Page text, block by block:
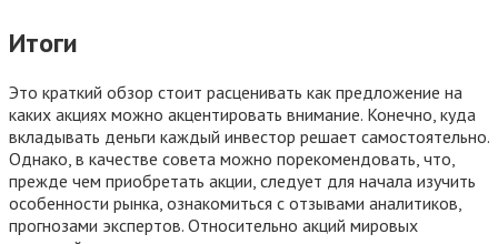
Итоги
Это краткий обзор стоит расценивать как предложение на
каких акциях можно акцентировать внимание. Конечно, куда
вкладывать деньги каждый инвестор решает самостоятельно.
Однако, в качестве совета можно порекомендовать, что,
прежде чем приобретать акции, следует для начала изучить
особенности рынка, ознакомиться с отзывами аналитиков,
прогнозами экспертов. Относительно акций мировых